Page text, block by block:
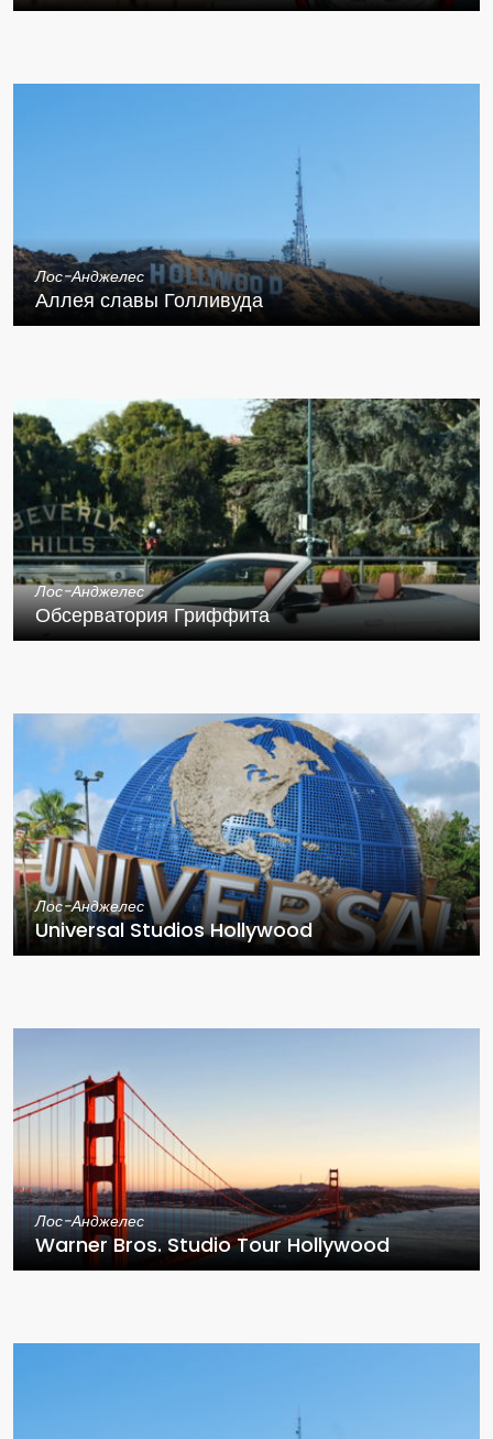
Лос-Анджелес
Аллея славы Голливуда
Лос-Анджелес
Обсерватория Гриффита
Лос-Анджелес
Universal Studios Hollywood
Лос-Анджелес
Warner Bros. Studio Tour Hollywood